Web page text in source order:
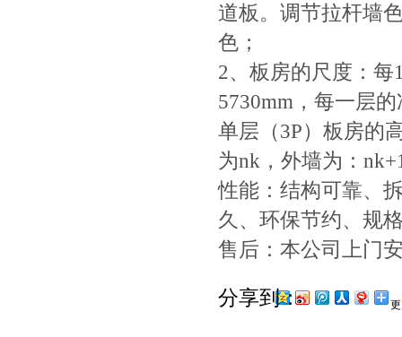
道板。调节拉杆墙
色；
2、板房的尺度：
5730mm，每一层
单层（3P）板房的
为nk，外墙为：
性能：结构可靠、
久、环保节约、规
售后：本公司上门
分享到：